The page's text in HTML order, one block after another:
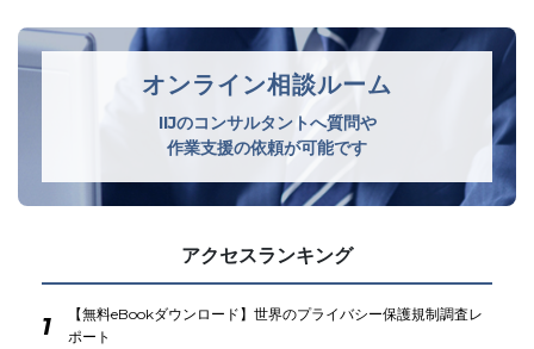
オンライン相談ルーム
IIJのコンサルタントへ質問や
作業支援の依頼が可能です
アクセスランキング
1
【無料eBookダウンロード】世界のプライバシー保護規制調査レ
ポート